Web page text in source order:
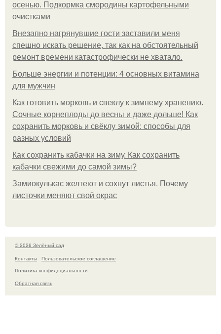
осенью. Подкормка смородины картофельными
очистками
Внезапно нагрянувшие гости заставили меня
спешно искать решение, так как на обстоятельный
ремонт времени катастрофически не хватало.
Больше энергии и потенции: 4 основных витамина
для мужчин
Как готовить морковь и свеклу к зимнему хранению.
Сочные корнеплоды до весны и даже дольше! Как
сохранить морковь и свёклу зимой: способы для
разных условий
Как сохранить кабачки на зиму. Как сохранить
кабачки свежими до самой зимы?
Замиокулькас желтеют и сохнут листья. Почему
листочки меняют свой окрас
© 2026 Зелёный сад
Контакты
Пользовательское соглашение
Политика конфидециальности
Обратная связь